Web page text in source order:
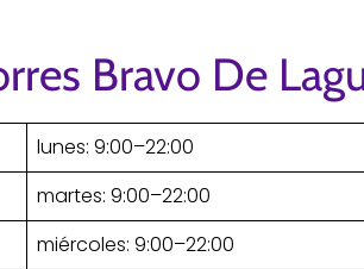
Bravo De
lunes: 9:00–22:00
martes: 9:00–22:00
miércoles: 9:00–22:00